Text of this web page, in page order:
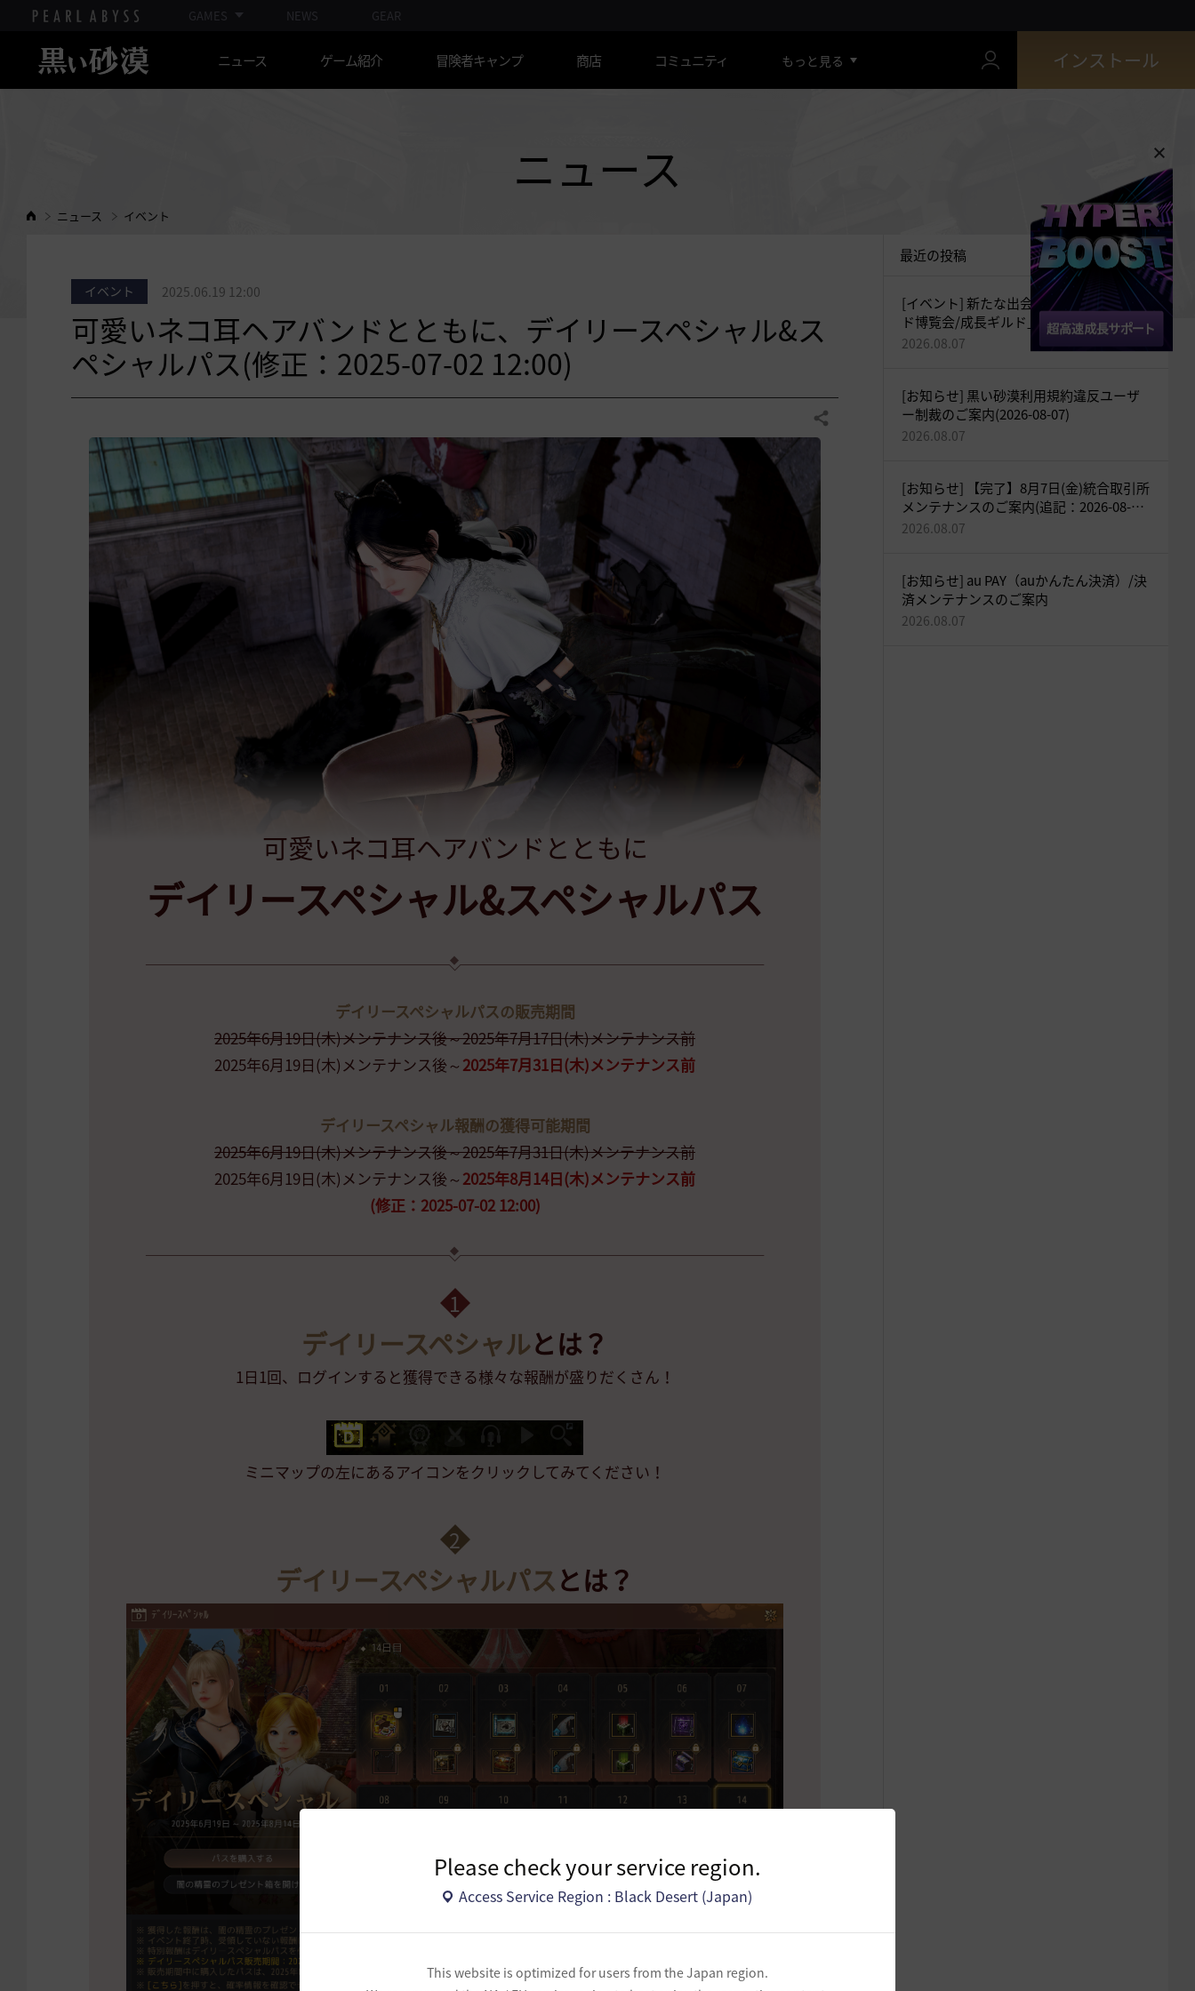
GAMES NEWS GEAR
Please check your service region.
Access Service Region : Black Desert (Japan)
This website is optimized for users from the Japan region.
ニュース ゲーム紹介 冒険者キャンプ 商店 コミュニティ もっと見る インストール
ニュース
ニュース イベント
イベント 2025.06.19 12:00
可愛いネコ耳ヘアバンドとともに、デイリースペシャル&ス
ペシャルパス(修正：2025-07-02 12:00)
共有する
可愛いネコ耳ヘアバンドとともに
デイリースペシャル&スペシャルパス
デイリースペシャルパスの販売期間
2025年6月19日(木)メンテナンス後～2025年7月17日(木)メンテナンス前
2025年6月19日(木)メンテナンス後～ 2025年7月31日(木)メンテナンス前
デイリースペシャル報酬の獲得可能期間
2025年6月19日(木)メンテナンス後～2025年7月31日(木)メンテナンス前
2025年6月19日(木)メンテナンス後～ 2025年8月14日(木)メンテナンス前
(修正：2025-07-02 12:00)
1
デイリースペシャルとは？
1日1回、ログインすると獲得できる様々な報酬が盛りだくさん！
ミニマップの左にあるアイコンをクリックしてみてください！
2
デイリースペシャルパスとは？
最近の投稿
[イベント] 新たな出会いをつなぐ「ギル
ド博覧会/成長ギルド」開催！(追記：
2026-08-07 20:35)
2026.08.07
[お知らせ] 黒い砂漠利用規約違反ユーザ
ー制裁のご案内(2026-08-07)
2026.08.07
[お知らせ] 【完了】8月7日(金)統合取引所
メンテナンスのご案内(追記：2026-08-07
18:05)
2026.08.07
[お知らせ] au PAY（auかんたん決済）/決
済メンテナンスのご案内
2026.08.07